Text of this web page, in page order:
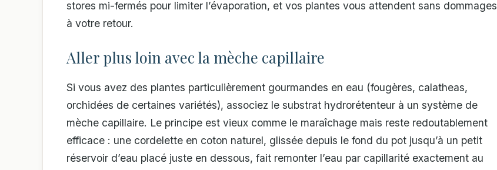
stores mi-fermés pour limiter l’évaporation, et vos plantes vous attendent sans dommages
à votre retour.
Aller plus loin avec la mèche capillaire
Si vous avez des plantes particulièrement gourmandes en eau (fougères, calatheas,
orchidées de certaines variétés), associez le substrat hydrorétenteur à un système de
mèche capillaire. Le principe est vieux comme le maraîchage mais reste redoutablement
efficace : une cordelette en coton naturel, glissée depuis le fond du pot jusqu’à un petit
réservoir d’eau placé juste en dessous, fait remonter l’eau par capillarité exactement au